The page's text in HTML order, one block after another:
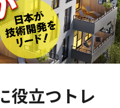
役立つトレ